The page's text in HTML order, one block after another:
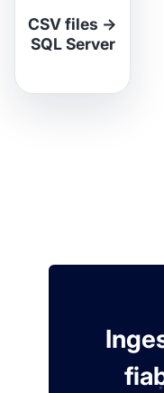
CSV files →
SQL Server